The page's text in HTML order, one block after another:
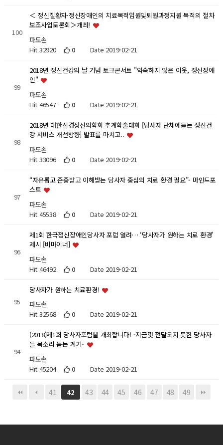
100
＜ 정신질환자·정신장애인의 치료목적입원및퇴원과정지원 목적의 절차
보조사업토론회＞개최!
파도손
Hit 32920
0 Date 2019-02-21
99
2018년 정신건강의 날 기념 토크콘서트 "익숙하지 않은 이웃, 정신장애
인"
파도손
Hit 46547
0 Date 2019-02-21
98
2018년 대한신경정신의학회 추계학술대회 [당사자 단체에듣는 정신건
강 서비스 개선방향] 발표를 마치고..
파도손
Hit 33096
0 Date 2019-02-21
97
“자유롭고 존중받고 이해받는 당사자 중심의 치료 환경 필요”- 마인드포
스트
파도손
Hit 45538
0 Date 2019-02-21
96
제1회 한국정신장애인당사자 포럼 열려… ‘당사자가 원하는 치료 환경’
제시 [비마이너]
파도손
Hit 46492
0 Date 2019-02-21
95
당사자가 원하는 치료환경!
파도손
Hit 32568
0 Date 2019-02-21
94
(2018)제1회 당사자포럼을 개최합니다! -지금껏 전달되지 못한 당사자
들 목소리 듣는 계기-
파도손
Hit 45204
0 Date 2019-02-21
41 42 43 44 45 46 47 48 49